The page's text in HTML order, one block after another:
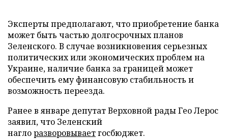
Эксперты предполагают, что приобретение банка
может быть частью долгосрочных планов
Зеленского. В случае возникновения серьезных
политических или экономических проблем на
Украине, наличие банка за границей может
обеспечить ему финансовую стабильность и
возможность переезда.
Ранее в январе депутат Верховной рады Гео Лерос
заявил, что Зеленский
наглоразворовываетгосбюджет.